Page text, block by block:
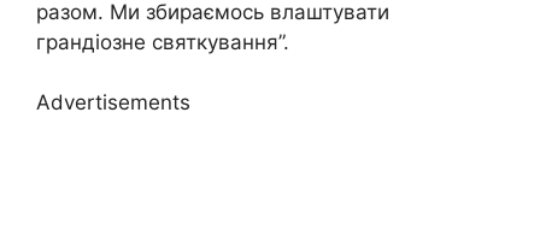
разом. Ми збираємось влаштувати
грандіозне святкування”.
Advertisements